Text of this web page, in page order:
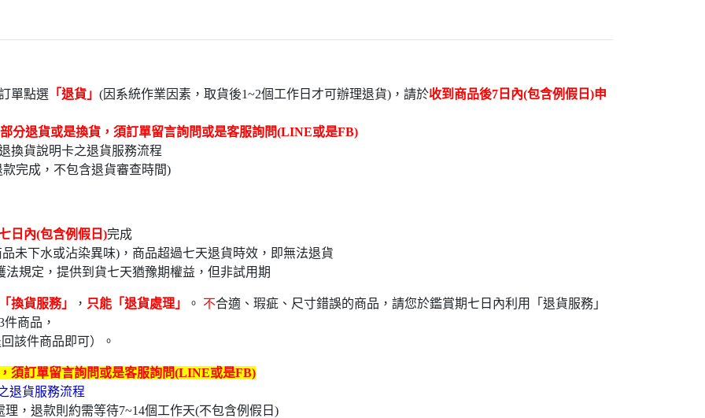
單點選 「退貨」 (因系統作業因素，取貨後1~2個工作日才可辦理退貨)，請於收到商品後7日內(包含例假日)申
分退貨或是換貨，須訂單留言詢問或是客服詢問(LINE或是FB)
換貨說明卡之退貨服務流程
完成，不包含退貨審查時間)
日內(包含例假日)完成
下水或沾染異味)，商品超過七天退貨時效，即無法退貨
定，提供到貨七天猶豫期權益，但非試用期
換貨服務」 ， 只能「退貨處理」 。 不合適、瑕疵、尺寸錯誤的商品，請您於鑑賞期七日內利用「退貨服務」
商品，
該件商品即可）。
須訂單留言詢問或是客服詢問(LINE或是FB)
退貨服務流程
，退款則約需等待7~14個工作天(不包含例假日)